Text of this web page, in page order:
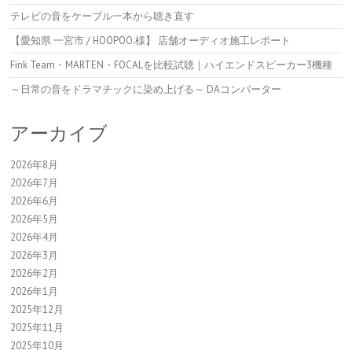
テレビの音をケーブル一本から聴き直す
【愛知県 一宮市 / HOOPOO.様】 店舗オーディオ施工レポート
Fink Team・MARTEN・FOCALを比較試聴｜ハイエンドスピーカー3機種
～日常の音をドラマチックに染め上げる～ DAコンバーター
アーカイブ
2026年8月
2026年7月
2026年6月
2026年5月
2026年4月
2026年3月
2026年2月
2026年1月
2025年12月
2025年11月
2025年10月